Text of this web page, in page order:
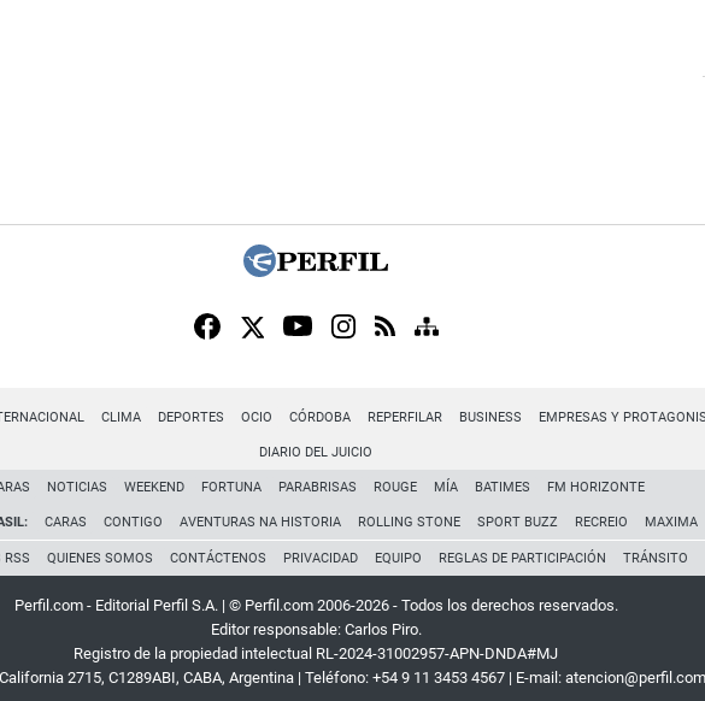
CLIMA DEPORTES OCIO CÓRDOBA REPERFILAR BUSINESS EMPRESAS Y
DIARIO DEL JUICIO
NOTICIAS WEEKEND FORTUNA PARABRISAS ROUGE MÍA BATIMES FM HORIZONTE
CARAS CONTIGO AVENTURAS NA HISTORIA ROLLING STONE SPORT BUZZ RECREIO MAXIMA
RSS QUIENES SOMOS CONTÁCTENOS PRIVACIDAD EQUIPO REGLAS DE PARTICIPACIÓN TRÁNSITO
Perfil.com - Editorial Perfil S.A. | © Perfil.com 2006-2026 - Todos los derechos reservados.
Editor responsable: Carlos Piro.
Registro de la propiedad intelectual RL-2024-31002957-APN-DNDA#MJ
California 2715, C1289ABI, CABA, Argentina| Teléfono: +54 9 11 3453 4567| E-mail: atencion@perfil.com